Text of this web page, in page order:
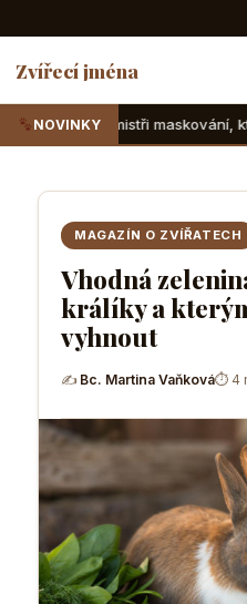
Zvířecí jména
NOVINKY
které v teráriu sotva
MAGAZÍN O ZVÍŘATECH
Vhodná
králíky a
vyhnout
✍ Bc. Martina Vaňková⏱ 4